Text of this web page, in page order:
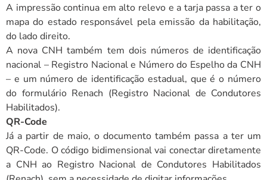
A impressão continua em alto relevo e a tarja passa a ter o
mapa do estado responsável pela emissão da habilitação,
do lado direito.
A nova CNH também tem dois números de identificação
nacional – Registro Nacional e Número do Espelho da CNH
– e um número de identificação estadual, que é o número
do formulário Renach (Registro Nacional de Condutores
Habilitados).
QR-Code
Já a partir de maio, o documento também passa a ter um
QR-Code. O código bidimensional vai conectar diretamente
a CNH ao Registro Nacional de Condutores Habilitados